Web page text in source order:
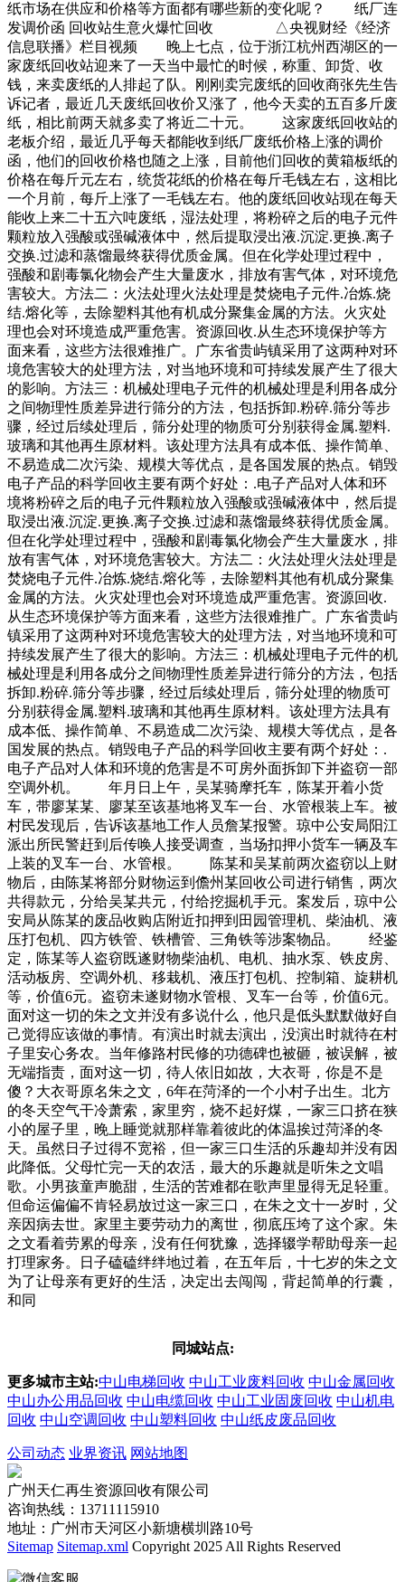
纸市场在供应和价格等方面都有哪些新的变化呢？ 纸厂连
发调价函 回收站生意火爆忙回收 △央视财经《经济
信息联播》栏目视频 晚上七点，位于浙江杭州西湖区的一
家废纸回收站迎来了一天当中最忙的时候，称重、卸货、收
钱，来卖废纸的人排起了队。刚刚卖完废纸的回收商张先生告
诉记者，最近几天废纸回收价又涨了，他今天卖的五百多斤废
纸，相比前两天就多卖了将近二十元。 这家废纸回收站的
老板介绍，最近几乎每天都能收到纸厂废纸价格上涨的调价
函，他们的回收价格也随之上涨，目前他们回收的黄箱板纸的
价格在每斤元左右，统货花纸的价格在每斤毛钱左右，这相比
一个月前，每斤上涨了一毛钱左右。他的废纸回收站现在每天
能收上来二十五六吨废纸，湿法处理，将粉碎之后的电子元件
颗粒放入强酸或强碱液体中，然后提取浸出液.沉淀.更换.离子
交换.过滤和蒸馏最终获得优质金属。但在化学处理过程中，
强酸和剧毒氯化物会产生大量废水，排放有害气体，对环境危
害较大。方法二：火法处理火法处理是焚烧电子元件.冶炼.烧
结.熔化等，去除塑料其他有机成分聚集金属的方法。火灾处
理也会对环境造成严重危害。资源回收.从生态环境保护等方
面来看，这些方法很难推广。广东省贵屿镇采用了这两种对环
境危害较大的处理方法，对当地环境和可持续发展产生了很大
的影响。方法三：机械处理电子元件的机械处理是利用各成分
之间物理性质差异进行筛分的方法，包括拆卸.粉碎.筛分等步
骤，经过后续处理后，筛分处理的物质可分别获得金属.塑料.
玻璃和其他再生原材料。该处理方法具有成本低、操作简单、
不易造成二次污染、规模大等优点，是各国发展的热点。销毁
电子产品的科学回收主要有两个好处：.电子产品对人体和环
境将粉碎之后的电子元件颗粒放入强酸或强碱液体中，然后提
取浸出液.沉淀.更换.离子交换.过滤和蒸馏最终获得优质金属。
但在化学处理过程中，强酸和剧毒氯化物会产生大量废水，排
放有害气体，对环境危害较大。方法二：火法处理火法处理是
焚烧电子元件.冶炼.烧结.熔化等，去除塑料其他有机成分聚集
金属的方法。火灾处理也会对环境造成严重危害。资源回收.
从生态环境保护等方面来看，这些方法很难推广。广东省贵屿
镇采用了这两种对环境危害较大的处理方法，对当地环境和可
持续发展产生了很大的影响。方法三：机械处理电子元件的机
械处理是利用各成分之间物理性质差异进行筛分的方法，包括
拆卸.粉碎.筛分等步骤，经过后续处理后，筛分处理的物质可
分别获得金属.塑料.玻璃和其他再生原材料。该处理方法具有
成本低、操作简单、不易造成二次污染、规模大等优点，是各
国发展的热点。销毁电子产品的科学回收主要有两个好处：.
电子产品对人体和环境的危害是不可房外面拆卸下并盗窃一部
空调外机。 年月日上午，吴某骑摩托车，陈某开着小货
车，带廖某某、廖某至该基地将叉车一台、水管根装上车。被
村民发现后，告诉该基地工作人员詹某报警。琼中公安局阳江
派出所民警赶到后传唤人接受调查，当场扣押小货车一辆及车
上装的叉车一台、水管根。 陈某和吴某前两次盗窃以上财
物后，由陈某将部分财物运到儋州某回收公司进行销售，两次
共得款元，分给吴某共元，付给挖掘机手元。案发后，琼中公
安局从陈某的废品收购店附近扣押到田园管理机、柴油机、液
压打包机、四方铁管、铁槽管、三角铁等涉案物品。 经鉴
定，陈某等人盗窃既遂财物柴油机、电机、抽水泵、铁皮房、
活动板房、空调外机、移栽机、液压打包机、控制箱、旋耕机
等，价值6元。盗窃未遂财物水管根、叉车一台等，价值6元。
面对这一切的朱之文并没有多说什么，他只是低头默默做好自
己觉得应该做的事情。有演出时就去演出，没演出时就待在村
子里安心务农。当年修路村民修的功德碑也被砸，被误解，被
无端指责，面对这一切，待人依旧如故，大衣哥，你是不是
傻？大衣哥原名朱之文，6年在菏泽的一个小村子出生。北方
的冬天空气干冷萧索，家里穷，烧不起好煤，一家三口挤在狭
小的屋子里，晚上睡觉就那样靠着彼此的体温挨过菏泽的冬
天。虽然日子过得不宽裕，但一家三口生活的乐趣却并没有因
此降低。父母忙完一天的农活，最大的乐趣就是听朱之文唱
歌。小男孩童声脆甜，生活的苦难都在歌声里显得无足轻重。
但命运偏偏不肯轻易放过这一家三口，在朱之文十一岁时，父
亲因病去世。家里主要劳动力的离世，彻底压垮了这个家。朱
之文看着劳累的母亲，没有任何犹豫，选择辍学帮助母亲一起
打理家务。日子磕磕绊绊地过着，在五年后，十七岁的朱之文
为了让母亲有更好的生活，决定出去闯闯，背起简单的行囊，
和同
同城站点:
更多城市主站:中山电梯回收 中山工业废料回收 中山金属回收
中山办公用品回收 中山电缆回收 中山工业固废回收 中山机电
回收 中山空调回收 中山塑料回收 中山纸皮废品回收
公司动态 业界资讯 网站地图
广州天仁再生资源回收有限公司
咨询热线：13711115910
地址：广州市天河区小新塘横圳路10号
Sitemap Sitemap.xml Copyright 2025 All Rights Reserved